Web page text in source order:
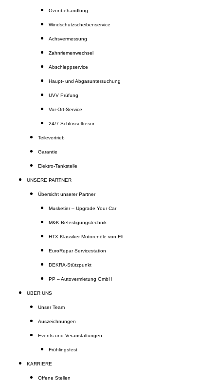
Ozonbehandlung
Windschutzscheibenservice
Achsvermessung
Zahnriemenwechsel
Abschleppservice
Haupt- und Abgasuntersuchung
UVV Prüfung
Vor-Ort-Service
24/7-Schlüsseltresor
Teilevertrieb
Garantie
Elektro-Tankstelle
UNSERE PARTNER
Übersicht unserer Partner
Musketier – Upgrade Your Car
M&K Befestigungstechnik
HTX Klassiker Motorenöle von Elf
EuroRepar Servicestation
DEKRA-Stützpunkt
PP – Autovermietung GmbH
ÜBER UNS
Unser Team
Auszeichnungen
Events und Veranstaltungen
Frühlingsfest
KARRIERE
Offene Stellen